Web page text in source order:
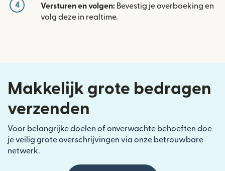
4 Versturen en volgen: Bevestig je overboeking en
volg deze in realtime.
Makkelijk grote bedragen
verzenden
Voor belangrijke doelen of onverwachte behoeften doe
je veilig grote overschrijvingen via onze betrouwbare
netwerk.